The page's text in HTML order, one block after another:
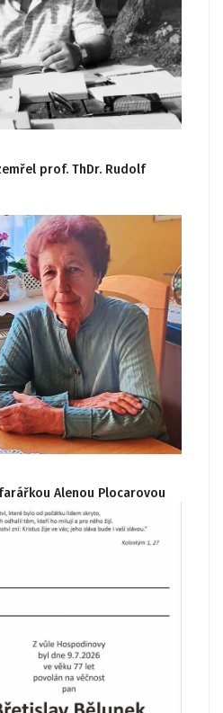
prof. ThDr. Rudolf
Alenou Plocarovou